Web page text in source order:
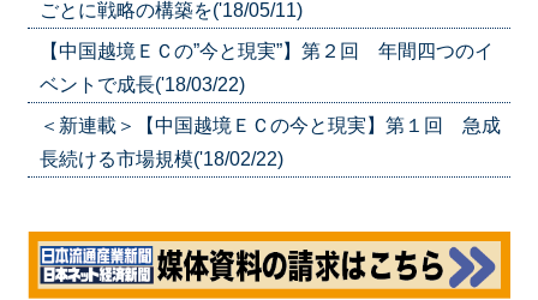
ごとに戦略の構築を('18/05/11)
【中国越境ＥＣの”今と現実”】第２回 年間四つのイ
ベントで成長('18/03/22)
＜新連載＞【中国越境ＥＣの今と現実】第１回 急成
長続ける市場規模('18/02/22)